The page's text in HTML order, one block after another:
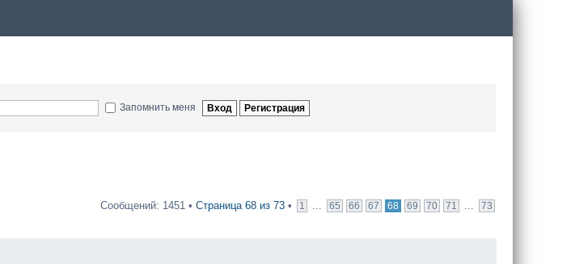
Запомнить меня
Сообщений: 1451 • Страница 68 из 73 • 1 ... 65 66 67 68 69 70 71 ... 73